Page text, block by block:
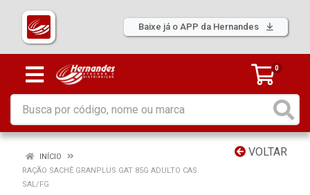
Baixe já o APP da Hernandes
0
VOLTAR
INÍCIO
RAÇÃO SACHÊ GRANPLUS GAT 85G ADULTO CAS
SAL/FG